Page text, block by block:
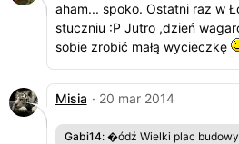
aham... spoko. Ostatni raz w
stuczniu :P Jutro ,dzień
sobie zrobić małą wycieczkę
Misia · 20 mar 2014
Gabi14: �ódź Wielki plac budowy